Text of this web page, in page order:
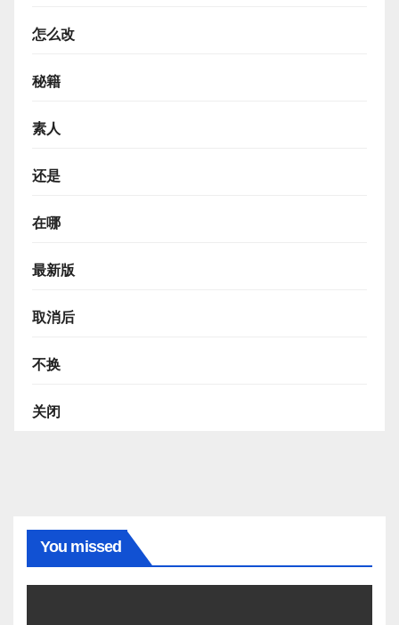
怎么改
秘籍
素人
还是
在哪
最新版
取消后
不换
关闭
You missed